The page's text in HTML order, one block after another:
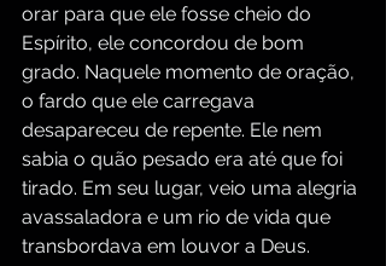
orar para que ele fosse cheio do
Espírito, ele concordou de bom
grado. Naquele momento de oração,
o fardo que ele carregava
desapareceu de repente. Ele nem
sabia o quão pesado era até que foi
tirado. Em seu lugar, veio uma alegria
avassaladora e um rio de vida que
transbordava em louvor a Deus.